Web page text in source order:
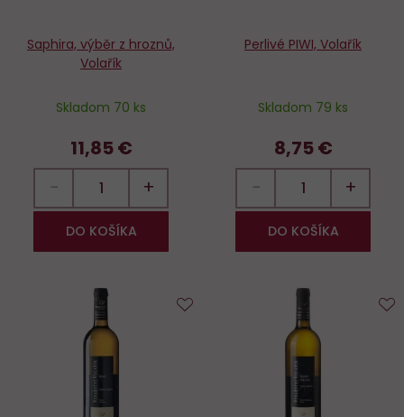
Saphira, výběr z hroznů,
Volařík
Skladom 70 ks
11,85 €
− +
DO KOŠÍKA
Perlivé PIWI, Volařík
Skladom 79 ks
8,75 €
− +
DO KOŠÍKA